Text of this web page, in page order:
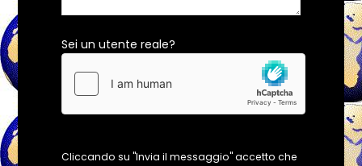
Sei un utente reale?
Cliccando su "Invia il messaggio" accetto che